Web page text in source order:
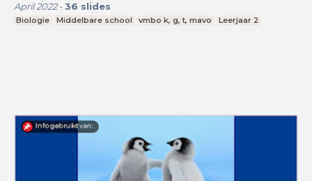
April 2022- 36 slides
Biologie Middelbare school vmbo k, g, t, mavo Leerjaar 2